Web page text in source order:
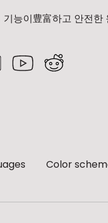
능이豊富하고 안전한
Color